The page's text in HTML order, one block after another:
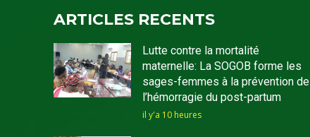
ARTICLES RECENTS
Lutte contre la mortalité
maternelle: La SOGOB forme les
sages-femmes à la prévention de
l’hémorragie du post-partum
il y'a 10 heures